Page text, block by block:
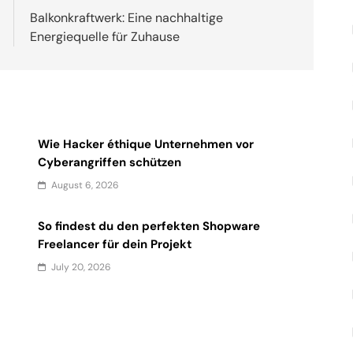
Balkonkraftwerk: Eine nachhaltige
Energiequelle für Zuhause
Wie Hacker éthique Unternehmen vor
Cyberangriffen schützen
August 6, 2026
So findest du den perfekten Shopware
Freelancer für dein Projekt
July 20, 2026